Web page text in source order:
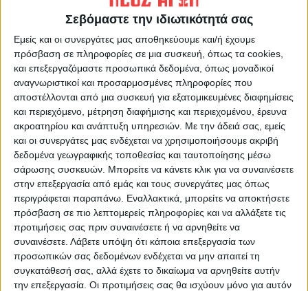
Σεβόμαστε την ιδιωτικότητά σας
Εμείς και οι συνεργάτες μας αποθηκεύουμε και/ή έχουμε
πρόσβαση σε πληροφορίες σε μια συσκευή, όπως τα cookies,
και επεξεργαζόμαστε προσωπικά δεδομένα, όπως μοναδικοί
αναγνωριστικοί και προσαρμοσμένες πληροφορίες που
αποστέλλονται από μια συσκευή για εξατομικευμένες διαφημίσεις
και περιεχόμενο, μέτρηση διαφήμισης και περιεχομένου, έρευνα
ακροατηρίου και ανάπτυξη υπηρεσιών. Με την άδειά σας, εμείς
και οι συνεργάτες μας ενδέχεται να χρησιμοποιήσουμε ακριβή
δεδομένα γεωγραφικής τοποθεσίας και ταυτοποίησης μέσω
σάρωσης συσκευών. Μπορείτε να κάνετε κλικ για να συναινέσετε
στην επεξεργασία από εμάς και τους συνεργάτες μας όπως
περιγράφεται παραπάνω. Εναλλακτικά, μπορείτε να αποκτήσετε
πρόσβαση σε πιο λεπτομερείς πληροφορίες και να αλλάξετε τις
προτιμήσεις σας πριν συναινέσετε ή να αρνηθείτε να
συναινέσετε. Λάβετε υπόψη ότι κάποια επεξεργασία των
προσωπικών σας δεδομένων ενδέχεται να μην απαιτεί τη
συγκατάθεσή σας, αλλά έχετε το δικαίωμα να αρνηθείτε αυτήν
την επεξεργασία. Οι προτιμήσεις σας θα ισχύουν μόνο για αυτόν